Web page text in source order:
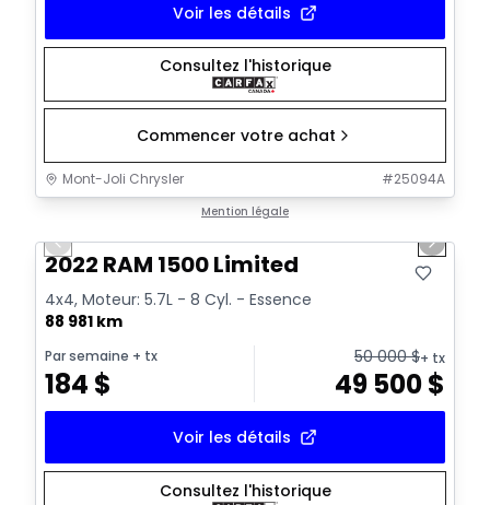
Voir les détails
Consultez l'historique
Commencer votre achat
Mont-Joli Chrysler #25094A
Mention légale
Vidéo disponible
Previous slide Next
2022 RAM 1500 Limited
4x4, Moteur: 5.7L - 8 Cyl. - Essence
88 981 km
Par semaine + tx
184 $
50 000$+ tx
49 500$
Voir les détails
Consultez l'historique